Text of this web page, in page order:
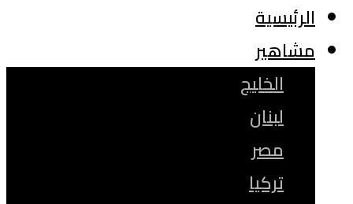
الرئيسية
مشاهير
الخليج
لبنان
مصر
تركيا